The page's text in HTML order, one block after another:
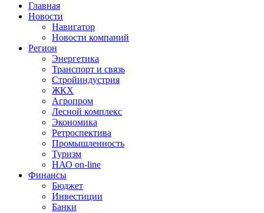
Главная
Новости
Навигатор
Новости компаний
Регион
Энергетика
Транспорт и связь
Стройиндустрия
ЖКХ
Агропром
Лесной комплекс
Экономика
Ретроспектива
Промышленность
Туризм
НАО on-line
Финансы
Бюджет
Инвестиции
Банки